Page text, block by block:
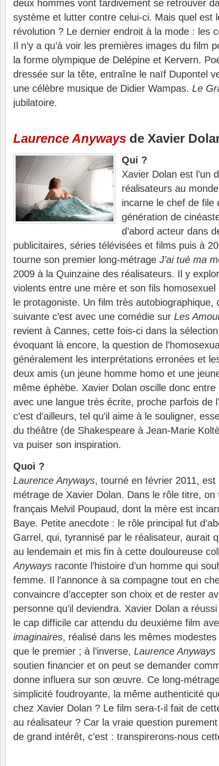
deux hommes vont tardivement se retrouver
système et lutter contre celui-ci. Mais quel est
révolution ? Le dernier endroit à la mode : les
Il n’y a qu’à voir les premières images du film
la forme olympique de Delépine et Kervern.
dressée sur la tête, entraîne le naïf Dupontel
une célèbre musique de Didier Wampas. Le
jubilatoire.
Laurence Anyways de Xavier
Qui ?
Xavier Dolan est l’un
réalisateurs au
incarne le chef de file
génération de
d’abord acteur dans
publicitaires, séries télévisées et films puis à
tourne son premier long-métrage J’ai tué ma
2009 à la Quinzaine des réalisateurs. Il y
violents entre une mère et son fils
le protagoniste. Un film très autobiographique,
suivante c’est avec une comédie sur Les
revient à Cannes, cette fois-ci dans la
évoquant là encore, la question de
généralement les interprétations erronées et
deux amis (un jeune homme homo et une
même éphèbe. Xavier Dolan oscille donc
avec une langue très écrite, proche parfois de
c’est d’ailleurs, tel qu’il aime à le souligner,
du théâtre (de Shakespeare à Jean-Marie
va puiser son inspiration.
Quoi ?
Laurence Anyways, tourné en février 2011, est
métrage de Xavier Dolan. Dans le rôle titre, on
français Melvil Poupaud, dont la mère est
Baye. Petite anecdote : le rôle principal fut
Garrel, qui, tyrannisé par le réalisateur, aurait
au lendemain et mis fin à cette douloureuse
Anyways raconte l’histoire d’un homme qui
femme. Il l’annonce à sa compagne tout en
convaincre d’accepter son choix et de rester
personne qu’il deviendra. Xavier Dolan a
le cap difficile car attendu du deuxième film
imaginaires, réalisé dans les mêmes
que le premier ; à l’inverse, Laurence Anyways
soutien financier et on peut se demander
donne influera sur son œuvre. Ce long-
simplicité foudroyante, la même authenticité
chez Xavier Dolan ? Le film sera-t-il fait de
au réalisateur ? Car la vraie question
de grand intérêt, c’est : transpirerons-nous